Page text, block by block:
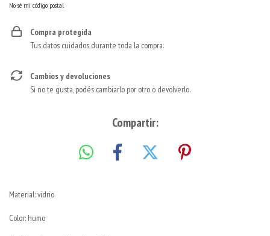
No sé mi código postal
Compra protegida
Tus datos cuidados durante toda la compra.
Cambios y devoluciones
Si no te gusta, podés cambiarlo por otro o devolverlo.
Compartir:
Material: vidrio
Color: humo